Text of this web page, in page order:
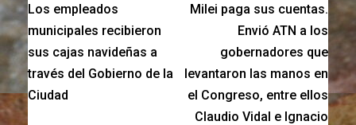
Los empleados
municipales recibieron
sus cajas navideñas a
través del Gobierno de la
Ciudad
Milei paga sus cuentas.
Envió ATN a los
gobernadores que
levantaron las manos en
el Congreso, entre ellos
Claudio Vidal e Ignacio